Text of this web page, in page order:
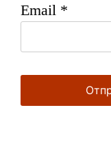
Email *